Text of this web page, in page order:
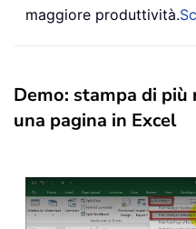
maggiore produttività.
Demo: stampa di più
una pagina in Excel